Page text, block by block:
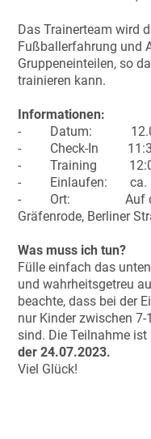
Das Trainerteam wird
Fußballerfahrung und
Gruppeneinteilen, so
trainieren kann.
Informationen:
- Datum:
- Check-In
- Training 12:00
- Einlaufen: ca.
- Ort: Auf dem
Gräfenrode, Berliner
Was muss ich tun?
Fülle einfach das
und wahrheitsgetreu
beachte, dass bei der
nur Kinder zwischen
sind. Die Teilnahme
der 24.07.2023.
Viel Glück!